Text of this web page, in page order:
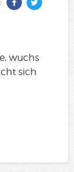
wuchs
sich